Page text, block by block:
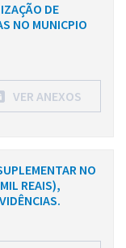
DE
NO MUNICPIO
VER ANEXOS
NO
REAIS),